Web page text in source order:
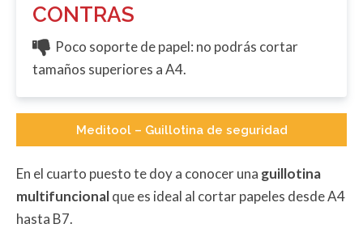
CONTRAS
Poco soporte de papel: no podrás cortar
tamaños superiores a A4.
Meditool – Guillotina de seguridad
En el cuarto puesto te doy a conocer una guillotina
multifuncionalque es ideal al cortar papeles desde A4
hasta B7.